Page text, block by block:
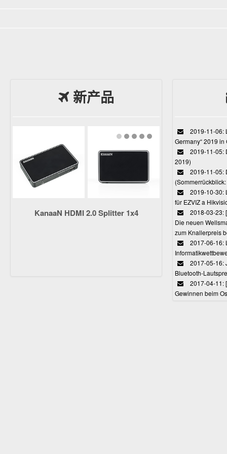
新产品
KanaaN HDMI 2.0 Splitter 1x4
2019-11-06:
Germany“ 2019
2019-11-05:
2019)
2019-11-05:
2019-10-30:
für EZVIZ a
2018-03-23:
Die neuen
zum Knallerpreis
2017-06-16:
2017-05-16:
Bluetooth-
2017-04-11:
Gewinnen beim